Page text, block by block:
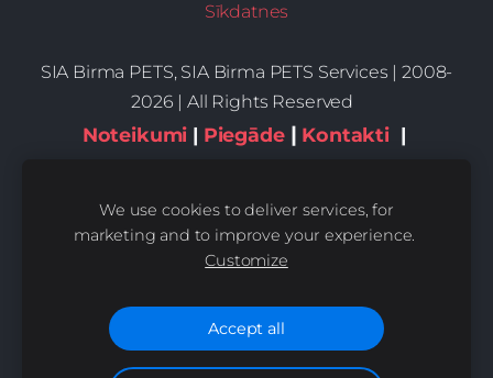
Sīkdatnes
SIA Birma PETS, SIA Birma PETS Services | 2008-
2026 | All Rights Reserved
Noteikumi | Piegāde | Kontakti|
We use cookies to deliver services, for
marketing and to improve your experience.
Customize
Accept all